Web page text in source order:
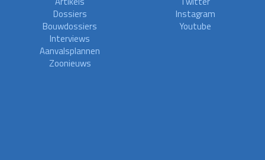
Dossiers
Bouwdossiers
Interviews
Aanvalsplannen
Zoonieuws
Instagram
Youtube